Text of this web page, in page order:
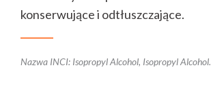
konserwujące i odtłuszczające.
Nazwa INCI: Isopropyl Alcohol, Isopropyl Alcohol.